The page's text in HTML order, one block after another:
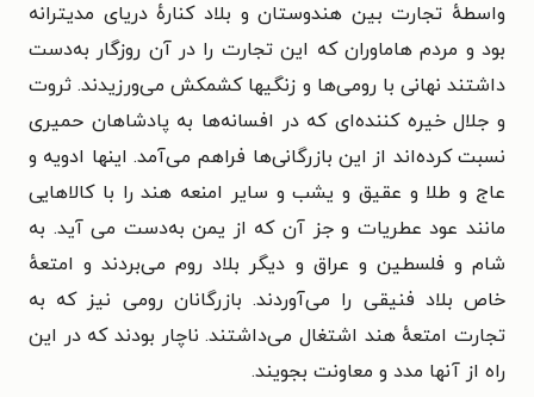
واسطهٔ تجارت بین هندوستان و بلاد کنارهٔ دریای مدیترانه
بود و مردم هاماوران که این تجارت را در آن روزگار به‌دست
داشتند نهانی با رومی‌ها و زنگیها کشمکش می‌ورزیدند. ثروت
و جلال خیره کننده‌ای که در افسانه‌ها به پادشاهان حمیری
نسبت کرده‌اند از این بازرگانی‌ها فراهم می‌آمد. اینها ادویه و
عاج و طلا و عقیق و یشب و سایر امنعه هند را با کالاهایی
مانند عود عطریات و جز آن که از یمن به‌دست می آید. به
شام و فلسطین و عراق و دیگر بلاد روم می‌بردند و امتعهٔ
خاص بلاد فنیقی را می‌آوردند. بازرگانان رومی نیز که به
تجارت امتعهٔ هند اشتغال می‌داشتند. ناچار بودند که در این
راه از آنها مدد و معاونت بجویند.